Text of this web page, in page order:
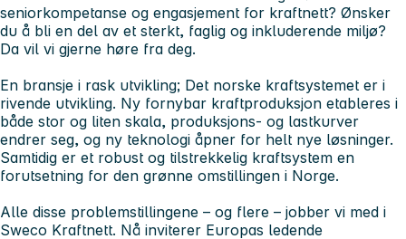
seniorkompetanse og engasjement for kraftnett? Ønsker
du å bli en del av et sterkt, faglig og inkluderende miljø?
Da vil vi gjerne høre fra deg.
En bransje i rask utvikling; Det norske kraftsystemet er i
rivende utvikling. Ny fornybar kraftproduksjon etableres i
både stor og liten skala, produksjons- og lastkurver
endrer seg, og ny teknologi åpner for helt nye løsninger.
Samtidig er et robust og tilstrekkelig kraftsystem en
forutsetning for den grønne omstillingen i Norge.
Alle disse problemstillingene – og flere – jobber vi med i
Sweco Kraftnett. Nå inviterer Europas ledende